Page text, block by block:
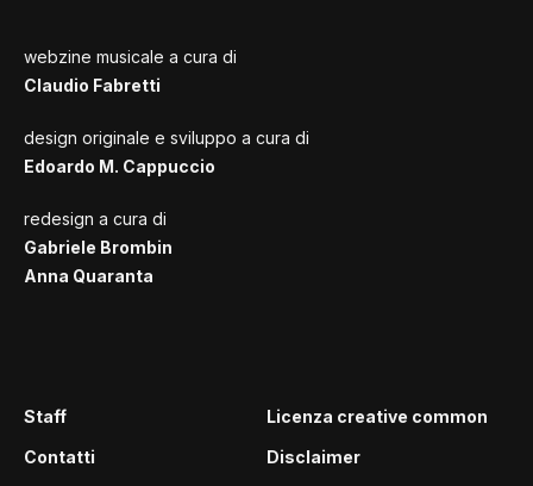
webzine musicale a cura di
Claudio Fabretti
design originale e sviluppo a cura di
Edoardo M. Cappuccio
redesign a cura di
Gabriele Brombin
Anna Quaranta
Staff
Contatti
Licenza creative common
Disclaimer